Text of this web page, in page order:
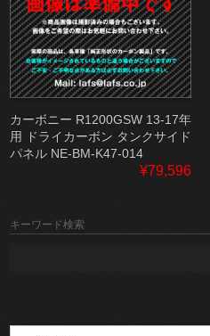
カーボニー R1200GSW 13-17年
用 ドライカーボン タンクサイド
パネル NE-BM-K47-014
¥79,596
キーワード検索